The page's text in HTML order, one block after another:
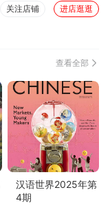
关注店铺 进店逛逛
查看全部
汉语世界2025年第
4期